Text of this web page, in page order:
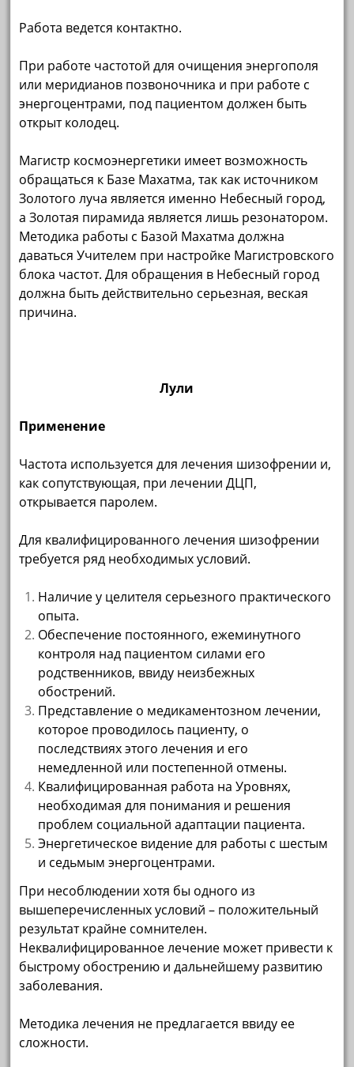
Работа ведется контактно.
При работе частотой для очищения энергополя
или меридианов позвоночника и при работе с
энергоцентрами, под пациентом должен быть
открыт колодец.
Магистр космоэнергетики имеет возможность
обращаться к Базе Махатма, так как источником
Золотого луча является именно Небесный город,
а Золотая пирамида является лишь резонатором.
Методика работы с Базой Махатма должна
даваться Учителем при настройке Магистровского
блока частот. Для обращения в Небесный город
должна быть действительно серьезная, веская
причина.
Лули
Применение
Частота используется для лечения шизофрении и,
как сопутствующая, при лечении ДЦП,
открывается паролем.
Для квалифицированного лечения шизофрении
требуется ряд необходимых условий.
Наличие у целителя серьезного практического
опыта.
Обеспечение постоянного, ежеминутного
контроля над пациентом силами его
родственников, ввиду неизбежных
обострений.
Представление о медикаментозном лечении,
которое проводилось пациенту, о
последствиях этого лечения и его
немедленной или постепенной отмены.
Квалифицированная работа на Уровнях,
необходимая для понимания и решения
проблем социальной адаптации пациента.
Энергетическое видение для работы с шестым
и седьмым энергоцентрами.
При несоблюдении хотя бы одного из
вышеперечисленных условий – положительный
результат крайне сомнителен.
Неквалифицированное лечение может привести к
быстрому обострению и дальнейшему развитию
заболевания.
Методика лечения не предлагается ввиду ее
сложности.